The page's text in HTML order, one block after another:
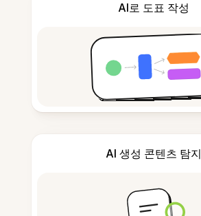
AI로 도표 작성
AI 생성 콘텐츠 탐지